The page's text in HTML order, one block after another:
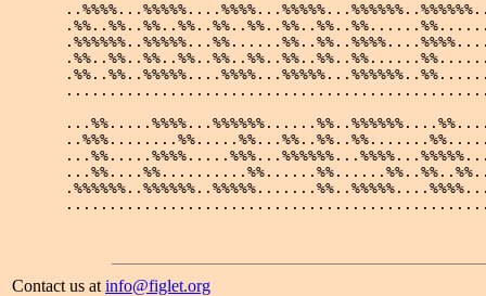
Contact us at info@figlet.org